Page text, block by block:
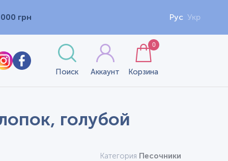
грн Рус Укр
Поиск Аккаунт Корзина
0
голубой
Категория Песочники